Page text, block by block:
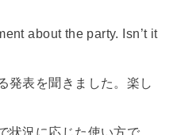
about the party. Isn’t it
発表を聞きました。楽し
状況に応じた使い方で